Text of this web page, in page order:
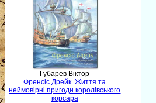
Губарев Віктор
Френсіс Дрейк. Життя та
неймовірні пригоди королівського
корсара